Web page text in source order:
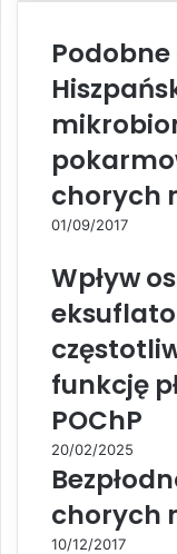
chorych
01/09/2017
Wpływ
funkcję
POChP
20/02/2025
chorych
10/12/2017